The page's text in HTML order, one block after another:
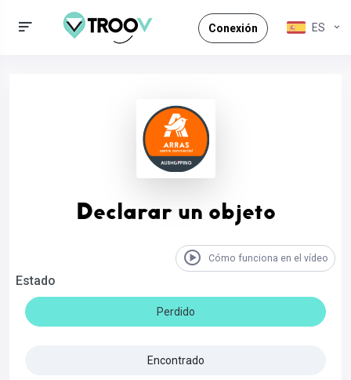
Conexión ES
Declarar un objeto
Cómo funciona en el vídeo
Estado
Perdido
Encontrado